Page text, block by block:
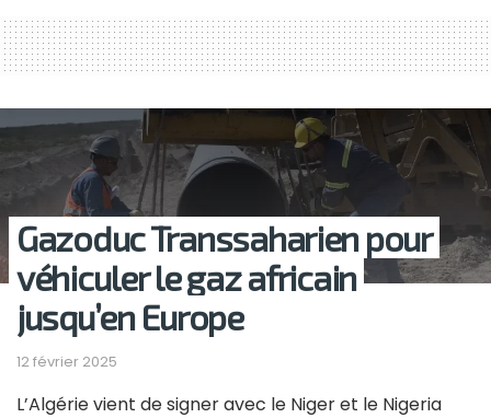
Gazoduc Transsaharien pour
véhiculer le gaz africain
jusqu’en Europe
12 février 2025
L’Algérie vient de signer avec le Niger et le Nigeria